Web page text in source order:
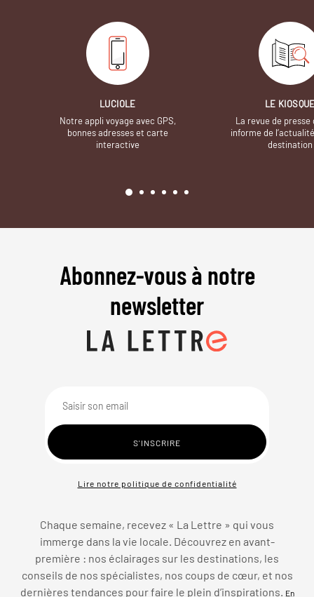
LUCIOLE
Notre appli voyage avec GPS,
bonnes adresses et carte
interactive
LE
La revue de presse
informe de
destination
Abonnez-vous à notre
newsletter
Lire notre politique de confidentialité
Chaque semaine, recevez « La Lettre » qui vous
immerge dans la vie locale. Découvrez en avant-
première : nos éclairages sur les destinations, les
conseils de nos spécialistes, nos coups de cœur, et nos
dernières tendances pour faire le plein d’inspirations. En